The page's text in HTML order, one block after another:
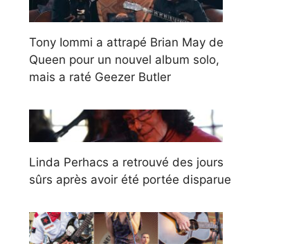
Tony Iommi a attrapé Brian May de
Queen pour un nouvel album solo,
mais a raté Geezer Butler
Linda Perhacs a retrouvé des jours
sûrs après avoir été portée disparue